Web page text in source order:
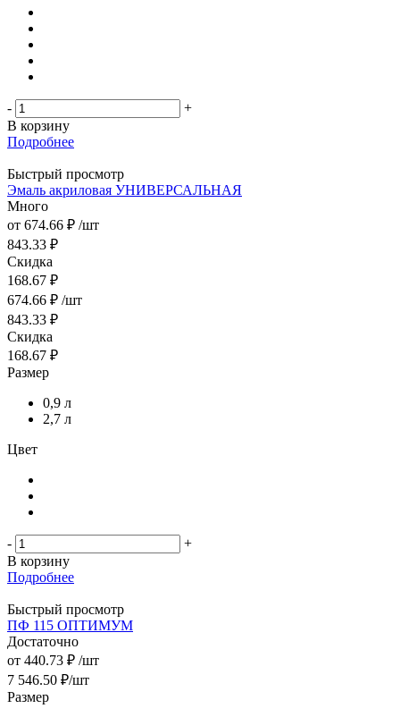
-
+
В корзину
Подробнее
Быстрый просмотр
Эмаль акриловая УНИВЕРСАЛЬНАЯ
Много
от 674.66 ₽ /шт
843.33 ₽
Скидка
168.67 ₽
674.66 ₽ /шт
843.33 ₽
Скидка
168.67 ₽
Размер
0,9 л
2,7 л
Цвет
-
+
В корзину
Подробнее
Быстрый просмотр
ПФ 115 ОПТИМУМ
Достаточно
от 440.73 ₽ /шт
7 546.50 ₽/шт
Размер